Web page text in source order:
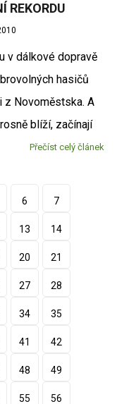
REKORDU
v dálkové dopravě
hasičů
z Novoměstska. A
blíží, začínají
Přečíst celý článek
6 7
13 14
20 21
27 28
34 35
41 42
48 49
55 56